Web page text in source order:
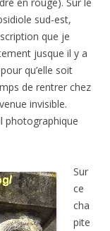
sud-est,
que je
jusque il y a
qu’elle soit
de rentrer chez
invisible.
photographique
Sur
ce
cha
pite